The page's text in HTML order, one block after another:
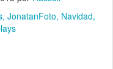
JonatanFoto Navidad